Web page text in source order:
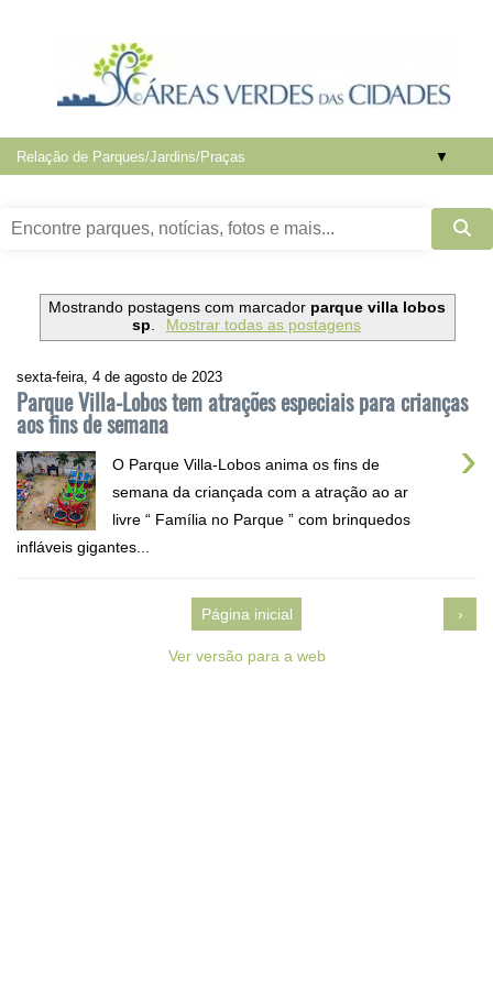
▼
Mostrando postagens com marcador parque villa lobos
sp. Mostrar todas as postagens
sexta-feira, 4 de agosto de 2023
Parque Villa-Lobos tem atrações especiais para crianças
aos fins de semana
›
O Parque Villa-Lobos anima os fins de
semana da criançada com a atração ao ar
livre “ Família no Parque ” com brinquedos
infláveis gigantes...
›
Página inicial
Ver versão para a web